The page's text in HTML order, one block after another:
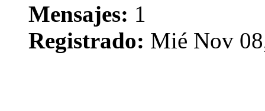
Mensajes: 1
Registrado: Mié Nov